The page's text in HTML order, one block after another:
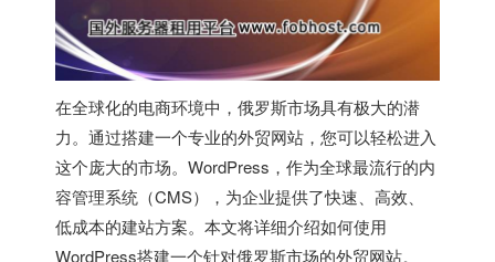
在全球化的电商环境中，俄罗斯市场具有极大的潜
力。通过搭建一个专业的外贸网站，您可以轻松进入
这个庞大的市场。WordPress，作为全球最流行的内
容管理系统（CMS），为企业提供了快速、高效、
低成本的建站方案。本文将详细介绍如何使用
WordPress搭建一个针对俄罗斯市场的外贸网站。